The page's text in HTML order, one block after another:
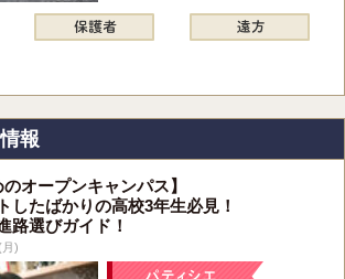
報
オープンキャンパス】
したばかりの高校3年生必見！
路選びガイド！
)